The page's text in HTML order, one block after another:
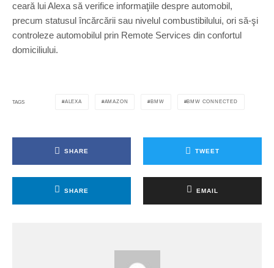
ceară lui Alexa să verifice informaţiile despre automobil,
precum statusul încărcării sau nivelul combustibilului, ori să-şi
controleze automobilul prin Remote Services din confortul
domiciliului.
TAGS ALEXA AMAZON BMW BMW CONNECTED
SHARE TWEET
SHARE EMAIL